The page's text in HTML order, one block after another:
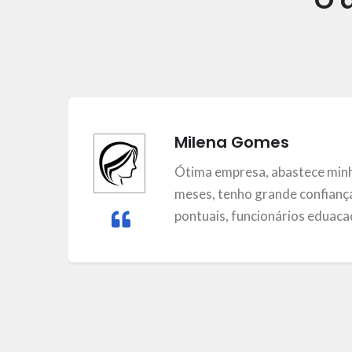
Milena Gomes
Ótima empresa, abastece
meses, tenho grande
pontuais, funcionários